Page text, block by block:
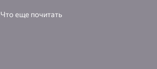
Что еще почитать